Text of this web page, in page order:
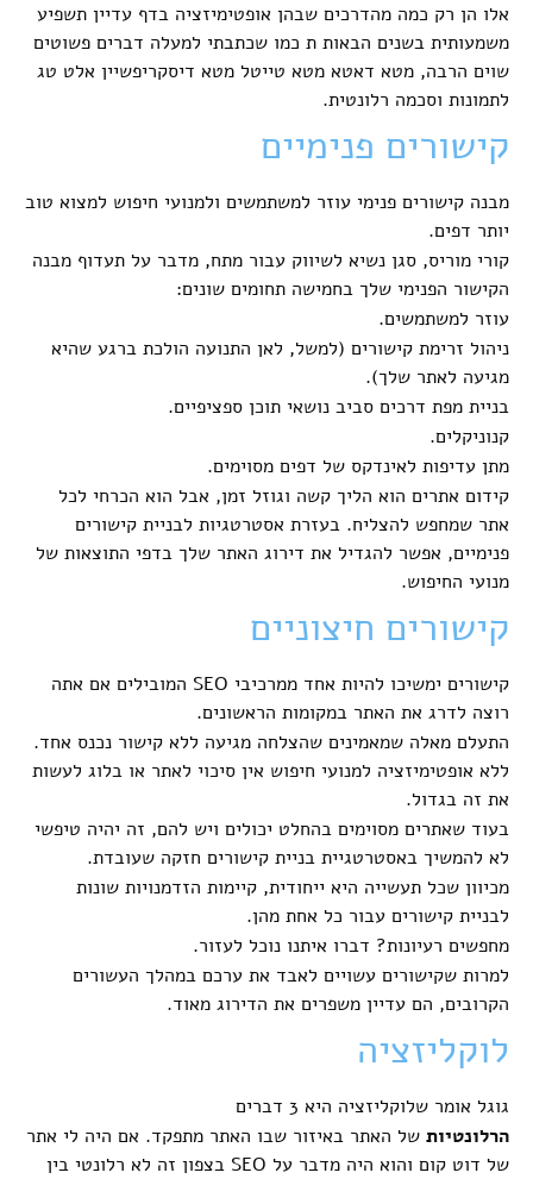
אלו הן רק כמה מהדרכים שבהן אופטימיזציה בדף עדיין תשפיע
משמעותית בשנים הבאות ת כמו שכתבתי למעלה דברים פשוטים
שוים הרבה, מטא דאטא מטא טייטל מטא דיסקריפשיין אלט טג
לתמונות וסכמה רלונטית.
קישורים פנימיים
מבנה קישורים פנימי עוזר למשתמשים ולמנועי חיפוש למצוא טוב
יותר דפים.
קורי מוריס, סגן נשיא לשיווק עבור מתח, מדבר על תעדוף מבנה
הקישור הפנימי שלך בחמישה תחומים שונים:
עוזר למשתמשים.
ניהול זרימת קישורים (למשל, לאן התנועה הולכת ברגע שהיא
מגיעה לאתר שלך).
בניית מפת דרכים סביב נושאי תוכן ספציפיים.
קנוניקלים.
מתן עדיפות לאינדקס של דפים מסוימים.
קידום אתרים הוא הליך קשה וגוזל זמן, אבל הוא הכרחי לכל
אתר שמחפש להצליח. בעזרת אסטרטגיות לבניית קישורים
פנימיים, אפשר להגדיל את דירוג האתר שלך בדפי התוצאות של
מנועי החיפוש.
קישורים חיצוניים
קישורים ימשיכו להיות אחד ממרכיבי SEO המובילים אם אתה
רוצה לדרג את האתר במקומות הראשונים.
התעלם מאלה שמאמינים שהצלחה מגיעה ללא קישור נכנס אחד.
ללא אופטימיזציה למנועי חיפוש אין סיכוי לאתר או בלוג לעשות
את זה בגדול.
בעוד שאתרים מסוימים בהחלט יכולים ויש להם, זה יהיה טיפשי
לא להמשיך באסטרטגיית בניית קישורים חזקה שעובדת.
מכיוון שכל תעשייה היא ייחודית, קיימות הזדמנויות שונות
לבניית קישורים עבור כל אחת מהן.
מחפשים רעיונות? דברו איתנו נוכל לעזור.
למרות שקישורים עשויים לאבד את ערכם במהלך העשורים
הקרובים, הם עדיין משפרים את הדירוג מאוד.
לוקליזציה
גוגל אומר שלוקליזציה היא 3 דברים
הרלונטיות של האתר באיזור שבו האתר מתפקד. אם היה לי אתר
של דוט קום והוא היה מדבר על SEO בצפון זה לא רלונטי בין